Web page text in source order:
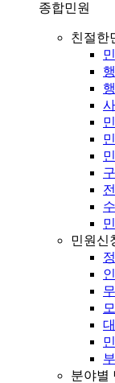
종합민원
친절한
민원신
분야별